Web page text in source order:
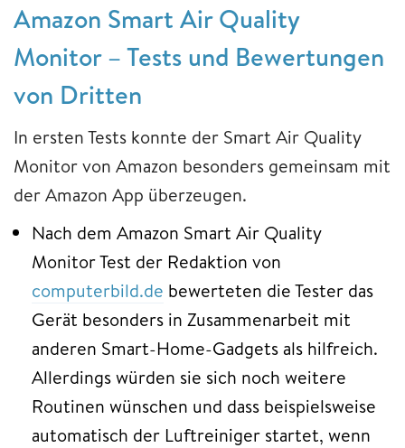
Amazon Smart Air Quality
Monitor – Tests und Bewertungen
von Dritten
In ersten Tests konnte der Smart Air Quality
Monitor von Amazon besonders gemeinsam mit
der Amazon App überzeugen.
Nach dem Amazon Smart Air Quality
Monitor Test der Redaktion von
computerbild.de bewerteten die Tester das
Gerät besonders in Zusammenarbeit mit
anderen Smart-Home-Gadgets als hilfreich.
Allerdings würden sie sich noch weitere
Routinen wünschen und dass beispielsweise
automatisch der Luftreiniger startet, wenn